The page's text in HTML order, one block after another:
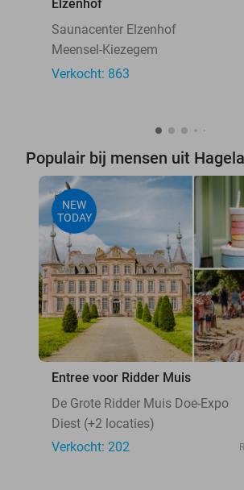
Elzenhof
Saunacenter Elzenhof
Meensel-Kiezegem
Verkocht: 863
Populair bij mensen uit
NEW
TODAY
Entree voor Ridder Muis
De Grote Ridder Muis Doe-Expo
Diest (+2 locaties)
Verkocht: 202